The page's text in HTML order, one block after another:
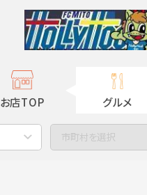
お店TOP グルメ
市町村を選択